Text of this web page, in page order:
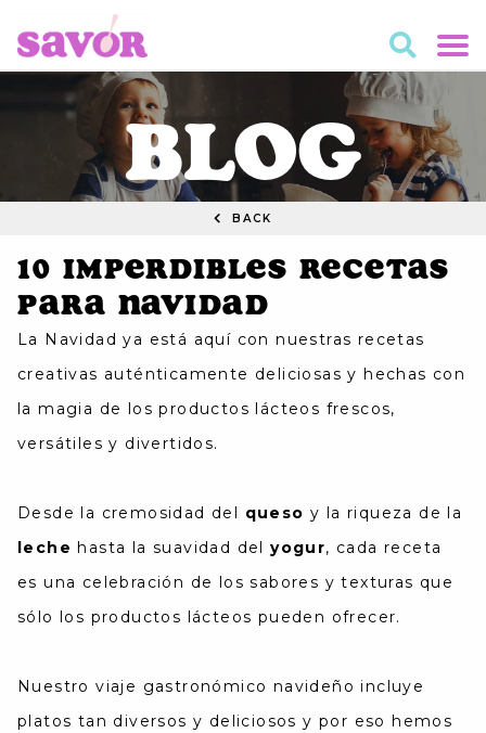
BLOG
BACK
10 Imperdibles Recetas
para Navidad
La Navidad ya está aquí con nuestras recetas
creativas auténticamente deliciosas y hechas con
la magia de los productos lácteos frescos,
versátiles y divertidos.
Desde la cremosidad del queso y la riqueza de la
leche hasta la suavidad delyogur, cada receta
es una celebración de los sabores y texturas que
sólo los productos lácteos pueden ofrecer.
Nuestro viaje gastronómico navideño incluye
platos tan diversos y deliciosos y por eso hemos